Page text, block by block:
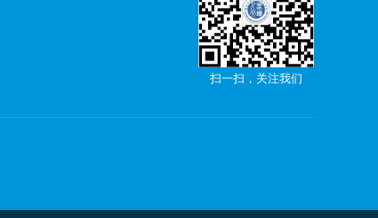
扫一扫，关注我们